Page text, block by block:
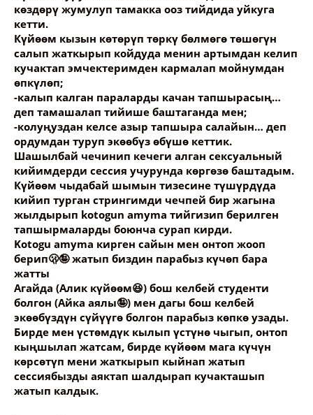
көздөрү жумулуп тамакка ооз тийдида уйкуга
кетти.
Күйөөм кызын көтөрүп төркү бөлмөгө төшөгүн
салып жаткырып койдуда менин артымдан келип
кучактап эмчектеримден кармалап мойнумдан
өпкүлөп;
-калып калган параларды качан тапшырасың…
деп тамашалап тийише баштаганда мен;
-колуңуздан келсе азыр тапшыра салайын… деп
ордумдан туруп экөөбүз өбүшө кеттик.
Шашылбай чечинип кечеги алган сексуальный
кийимдерди сессия учурунда көргөзө баштадым.
Күйөөм чыдабай шымын тизесине түшүрдүда
кийип турган стрингимди чечпей бир жагына
жылдырып kotogun amyma тийгизип берилген
тапшырмаларды боюнча сурап кирди.
Kotogu amyma кирген сайын мен онтоп жооп
берип🫢🤪 жатып биздин парабыз күчөп бара
жатты
Агайда (Алик күйөөм😆) бош келбей студенти
болгон (Айка аялы🤪) мен дагы бош келбей
экөөбүздүн сүйүүгө болгон парабыз көпкө узады.
Бирде мен үстөмдүк кылып үстүнө чыгып, онтоп
кыңшылап жатсам, бирде күйөөм мага күчүн
көрсөтүп мени жаткырып кыйнап жатып
сессиябызды аяктап шалдырап кучакташып
жатып калдык.